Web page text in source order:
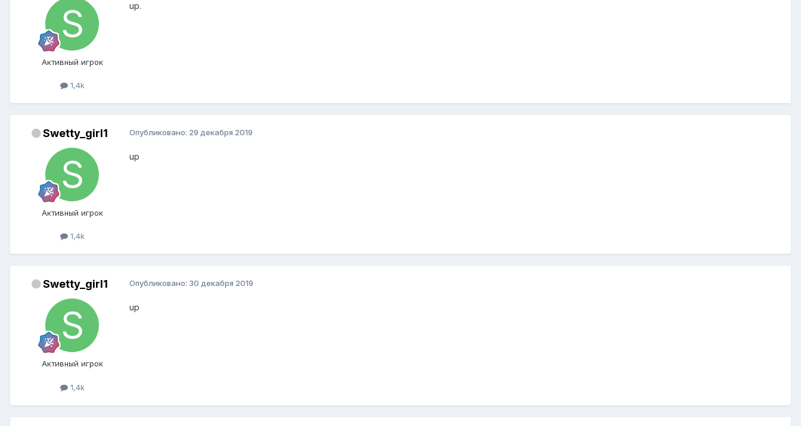
Активный игрок
1,4k
up.
Swetty_girl1
Активный игрок
1,4k
Опубликовано: 29 декабря 2019
up
Swetty_girl1
Активный игрок
1,4k
Опубликовано: 30 декабря 2019
up